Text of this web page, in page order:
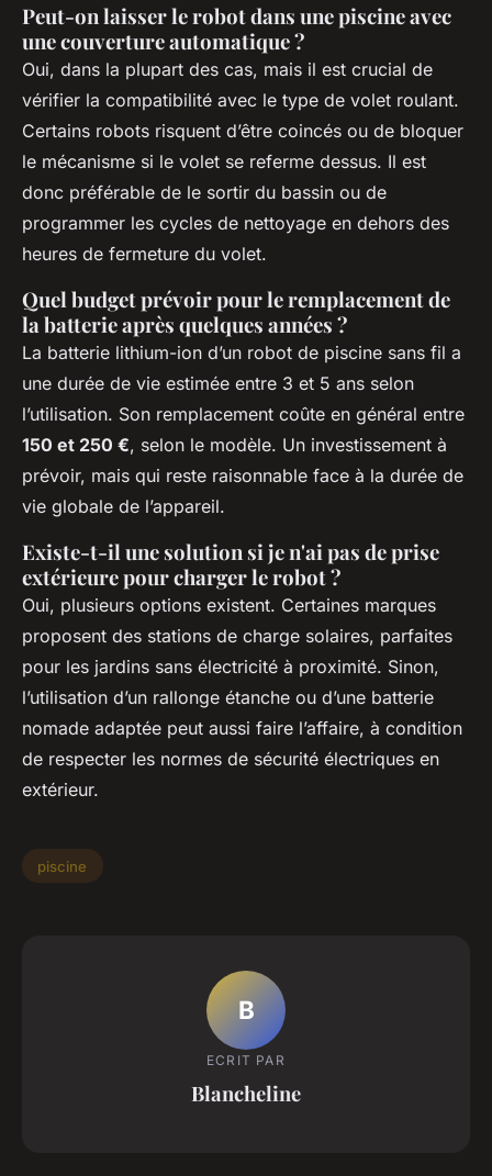
Peut-on laisser le robot dans une piscine avec
une couverture automatique ?
Oui, dans la plupart des cas, mais il est crucial de
vérifier la compatibilité avec le type de volet roulant.
Certains robots risquent d’être coincés ou de bloquer
le mécanisme si le volet se referme dessus. Il est
donc préférable de le sortir du bassin ou de
programmer les cycles de nettoyage en dehors des
heures de fermeture du volet.
Quel budget prévoir pour le remplacement de
la batterie après quelques années ?
La batterie lithium-ion d’un robot de piscine sans fil a
une durée de vie estimée entre 3 et 5 ans selon
l’utilisation. Son remplacement coûte en général entre
150 et 250 €, selon le modèle. Un investissement à
prévoir, mais qui reste raisonnable face à la durée de
vie globale de l’appareil.
Existe-t-il une solution si je n'ai pas de prise
extérieure pour charger le robot ?
Oui, plusieurs options existent. Certaines marques
proposent des stations de charge solaires, parfaites
pour les jardins sans électricité à proximité. Sinon,
l’utilisation d’un rallonge étanche ou d’une batterie
nomade adaptée peut aussi faire l’affaire, à condition
de respecter les normes de sécurité électriques en
extérieur.
piscine
B
ECRIT PAR
Blancheline